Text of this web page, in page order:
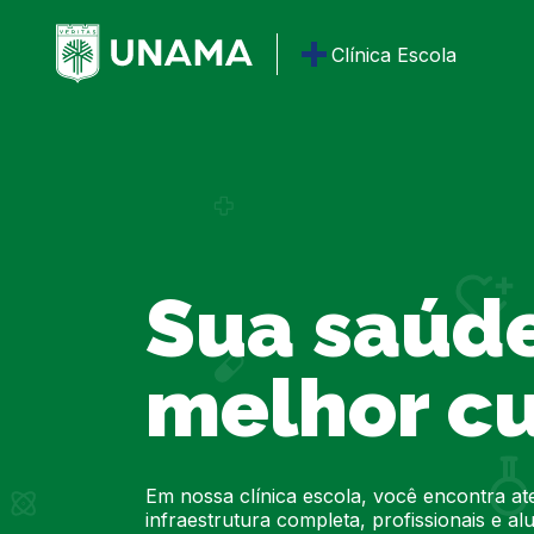
Clínica Escola
Sua
melhor
Em nossa clínica escola, você encontra
infraestrutura completa, profissionais e